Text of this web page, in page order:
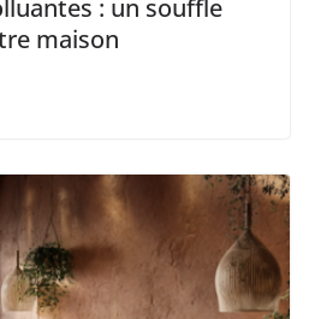
: un souffle
maison